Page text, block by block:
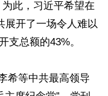
此，习近平希望在
展开了一场令人难以
支总额的43%。
希等中共最高领导